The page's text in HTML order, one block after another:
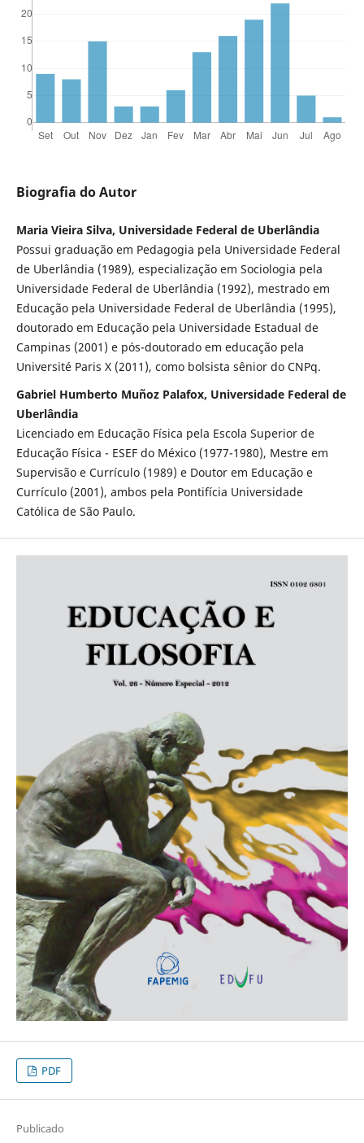
Biografia do Autor
Maria Vieira Silva, Universidade Federal de Uberlândia
Possui graduação em Pedagogia pela Universidade Federal
de Uberlândia (1989), especialização em Sociologia pela
Universidade Federal de Uberlândia (1992), mestrado em
Educação pela Universidade Federal de Uberlândia (1995),
doutorado em Educação pela Universidade Estadual de
Campinas (2001) e pós-doutorado em educação pela
Université Paris X (2011), como bolsista sênior do CNPq.
Gabriel Humberto Muñoz Palafox, Universidade Federal de
Uberlândia
Licenciado em Educação Física pela Escola Superior de
Educação Física - ESEF do México (1977-1980), Mestre em
Supervisão e Currículo (1989) e Doutor em Educação e
Currículo (2001), ambos pela Pontifícia Universidade
Católica de São Paulo.
PDF
Publicado